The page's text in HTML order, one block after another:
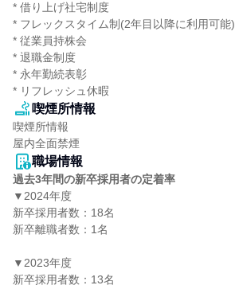
* 借り上げ社宅制度
* フレックスタイム制(2年目以降に利用可能)
* 従業員持株会
* 退職金制度
* 永年勤続表彰
* リフレッシュ休暇
喫煙所情報
喫煙所情報
屋内全面禁煙
職場情報
過去3年間の新卒採用者の定着率
▼2024年度
新卒採用者数：18名
新卒離職者数：1名
▼2023年度
新卒採用者数：13名